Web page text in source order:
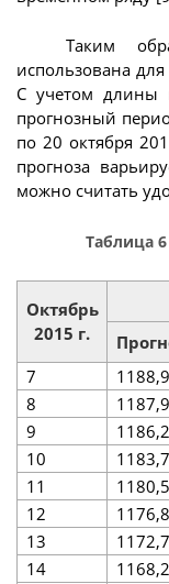
Таким
использована
С учетом длины
прогнозный
по 20 октября
прогноза
можно считать
Таблица 6
Октябрь
2015 г.
7
8
9
10
11
12
13
14